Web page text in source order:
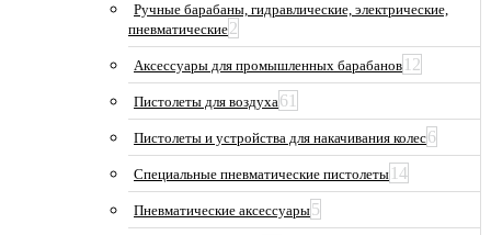
Ручные барабаны, гидравлические, электрические,
пневматические2
Аксессуары для промышленных барабанов 12
Пистолеты для воздуха61
Пистолеты и устройства для накачивания колес6
Специальные пневматические пистолеты 14
Пневматические аксессуары5